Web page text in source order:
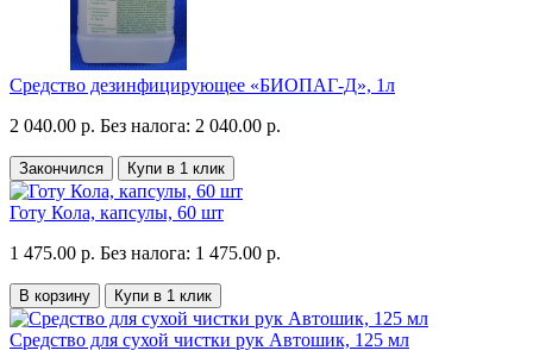
Средство дезинфицирующее «БИОПАГ-Д», 1л
2 040.00 р. Без налога: 2 040.00 р.
Закончился Купи в 1 клик
Готу Кола, капсулы, 60 шт
1 475.00 р. Без налога: 1 475.00 р.
В корзину Купи в 1 клик
Средство для сухой чистки рук Автошик, 125 мл